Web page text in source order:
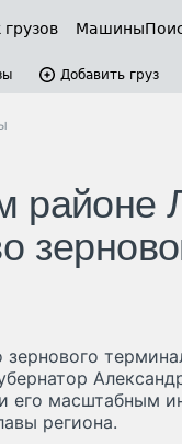
Машины
Добавить груз
районе
его масштабным
региона.